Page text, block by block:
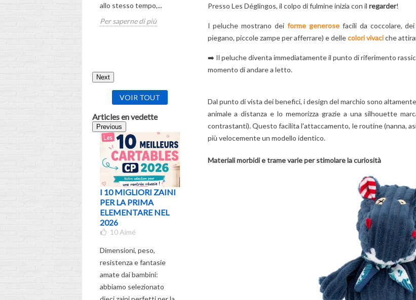
allo stesso tempo,...
Per saperne di più
Stitch di cui tuo figlio
continua a parlare?
Scopri la storia...
Per saperne di più
Per
Next
VOIR TOUT
Articles en vedette
Previous
I 10 MIGLIORI ZAINI
PER LA PRIMA
ELEMENTARE NEL
2026
10 Aimé
Dimensioni, peso,
resistenza e fantasie
amate dai bambini:
abbiamo selezionato
TOP 5 BIANCHERIA
bambina non rispecchia
molto la sua personalità...
È ora di risolverlo! Il
trucco facile e veloce...
LE
ANCHE
2
Animali
morbide,
perché i
Presso Les Déglingos, il colpo di fulmine inizia con il regarder!
I peluche mostrano dei forme generosefacili da coccolare,
piegano, piccole zampe per afferrare) e dellecolori vivaciche
➡️ Il peluche diventa immediatamente il punto di riferimento
momento di andare a letto.
Dal punto di vista dei benefici, i design del marchio sono
animale a distanza e lo memorizza grazie a una silhouette
contrastanti). Questo facilita l'attaccamento, le routine (nanna,
più velocemente un modello identico.
Materiali morbidi e trame varie per stimolare la curiosità